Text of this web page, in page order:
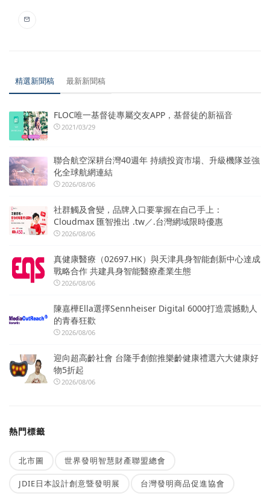
精選新聞稿 最新新聞稿
FLOC唯一基督徒專屬交友APP，基督徒的新福音
2021/03/29
聯合航空深耕台灣40週年 持續投資市場、升級機隊並強
化全球航網連結
2026/08/06
社群觸及會變，品牌入口要掌握在自己手上：
Cloudmax 匯智推出 .tw／.台灣網域限時優惠
2026/08/06
真健康醫療（02697.HK）與天津具身智能創新中心達成
戰略合作 共建具身智能醫療產業生態
2026/08/06
陳嘉樺Ella選擇Sennheiser Digital 6000打造震撼動人
的青春狂歡
2026/08/06
迎向超高齡社會 台隆手創館推樂齡健康禮選六大健康好
物5折起
2026/08/06
熱門標籤
北市圖 世界發明智慧財產聯盟總會
JDIE日本設計創意暨發明展 台灣發明商品促進協會